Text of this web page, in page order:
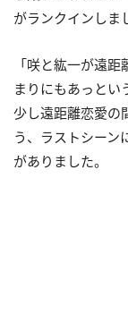
がランクインしま
「咲と紘一が遠
まりにもあっとい
少し遠距離恋愛の
う、ラストシーン
がありました。